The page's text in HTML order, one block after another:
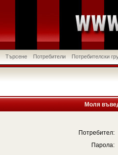
Търсене Потребители Потребителски
Моля
Потребител:
Парола: